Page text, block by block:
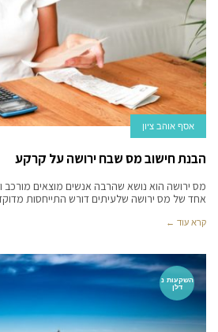
אסף אוהב ציון
הבנת חישוב מס שבח ירושה על קרקע
מס ירושה הוא נושא שהרבה אנשים מוצאים
אחד של מס ירושה שלעיתים דורש התייחסות
קרא עוד ←
השקעות נ
דלן